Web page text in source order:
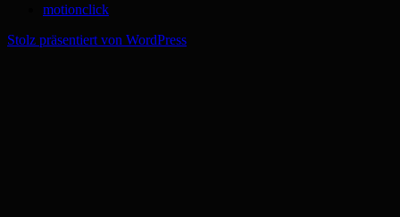
motionclick
Stolz präsentiert von WordPress